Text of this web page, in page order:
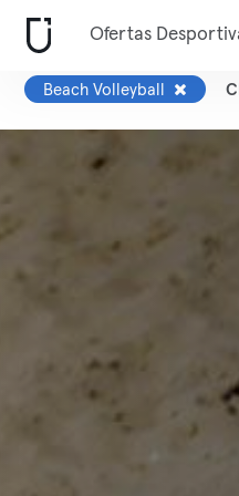
Ofertas
Beach Volleyball